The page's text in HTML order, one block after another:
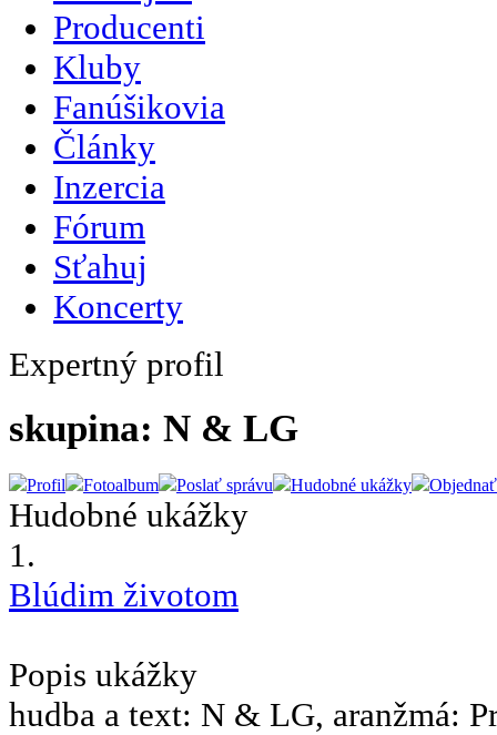
Producenti
Kluby
Fanúšikovia
Články
Inzercia
Fórum
Sťahuj
Koncerty
Expertný profil
skupina: N & LG
Profil Fotoalbum Poslať správu Hudobné ukážky Objednať
Hudobné ukážky
1.
Blúdim životom
Popis ukážky
hudba a text: N & LG, aranžmá: